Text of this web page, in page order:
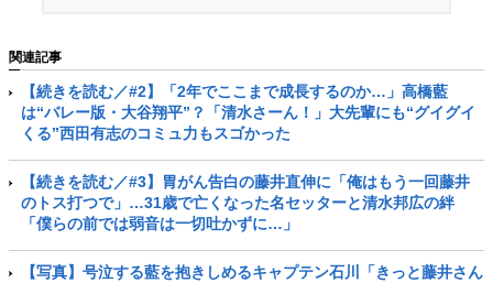
関連記事
【続きを読む／#2】「2年でここまで成長するのか…」高橋藍
は“バレー版・大谷翔平”？「清水さーん！」大先輩にも“グイグイ
くる”西田有志のコミュ力もスゴかった
【続きを読む／#3】胃がん告白の藤井直伸に「俺はもう一回藤井
のトス打つで」…31歳で亡くなった名セッターと清水邦広の絆
「僕らの前では弱音は一切吐かずに…」
【写真】号泣する藍を抱きしめるキャプテン石川「きっと藤井さん